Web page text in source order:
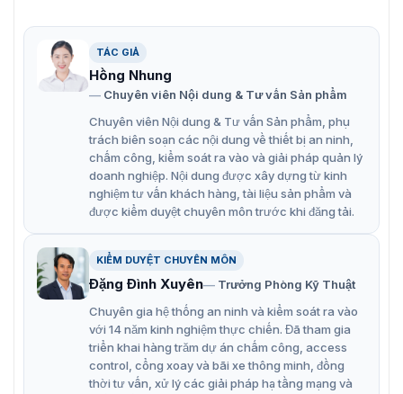
Camera chống cháy nổ dạng vòm Hikvision DS-2XE6145G0-
Cấu tạo đặc biệt của Hikvision DS-
2XE6145G0-HS/304
Hoạt động ổn định trong mọi điều kiện thời tiết
Camera DS-2XE6145G0-HS/304 đạt tiêu chuẩn chống
TÁC GIẢ
Hồng Nhung
Chuyên viên Nội dung & Tư vấn Sản phẩm
Chuyên viên Nội dung & Tư vấn Sản phẩm, phụ
trách biên soạn các nội dung về thiết bị an ninh,
chấm công, kiểm soát ra vào và giải pháp quản lý
doanh nghiệp. Nội dung được xây dựng từ kinh
nghiệm tư vấn khách hàng, tài liệu sản phẩm và
được kiểm duyệt chuyên môn trước khi đăng tải.
KIỂM DUYỆT CHUYÊN MÔN
Đặng Đình Xuyên
Trưởng Phòng Kỹ Thuật
Chuyên gia hệ thống an ninh và kiểm soát ra vào
với 14 năm kinh nghiệm thực chiến. Đã tham gia
triển khai hàng trăm dự án chấm công, access
control, cổng xoay và bãi xe thông minh, đồng
thời tư vấn, xử lý các giải pháp hạ tầng mạng và